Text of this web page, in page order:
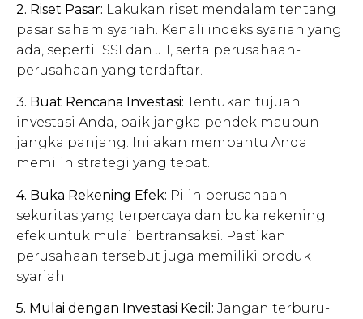
2. Riset Pasar: Lakukan riset mendalam tentang
pasar saham syariah. Kenali indeks syariah yang
ada, seperti ISSI dan JII, serta perusahaan-
perusahaan yang terdaftar.
3. Buat Rencana Investasi: Tentukan tujuan
investasi Anda, baik jangka pendek maupun
jangka panjang. Ini akan membantu Anda
memilih strategi yang tepat.
4. Buka Rekening Efek: Pilih perusahaan
sekuritas yang terpercaya dan buka rekening
efek untuk mulai bertransaksi. Pastikan
perusahaan tersebut juga memiliki produk
syariah.
5. Mulai dengan Investasi Kecil: Jangan terburu-